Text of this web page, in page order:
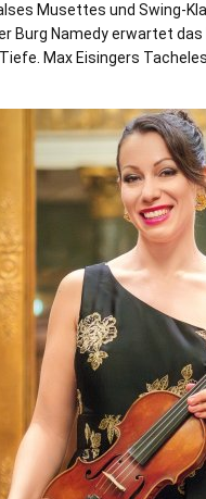
Musettes und Swing-
Burg Namedy erwartet
Max Eisingers